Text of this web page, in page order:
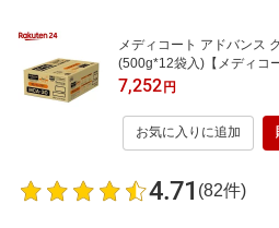
メディコート アドバンス
(500g*12袋入)【メディコ
7,252円
お気に入りに追加
4.71 (82件)